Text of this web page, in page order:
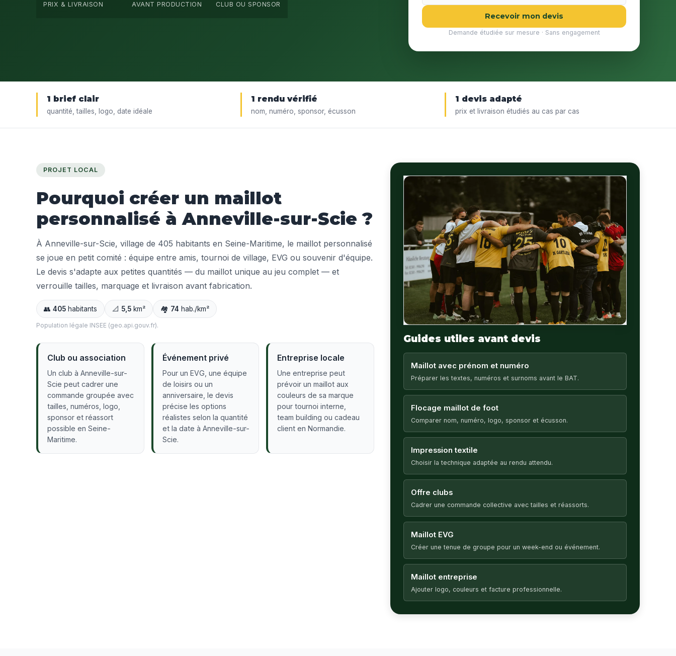
PRIX & LIVRAISON AVANT PRODUCTION CLUB OU SPONSOR
Recevoir mon devis
Demande étudiée sur mesure · Sans engagement
1 brief clair
quantité, tailles, logo, date idéale
1 rendu vérifié
nom, numéro, sponsor, écusson
1 devis adapté
prix et livraison étudiés au cas par cas
PROJET LOCAL
Pourquoi créer un maillot
personnalisé à Anneville-sur-Scie ?
À Anneville-sur-Scie, village de 405 habitants en Seine-Maritime, le maillot personnalisé
se joue en petit comité : équipe entre amis, tournoi de village, EVG ou souvenir d'équipe.
Le devis s'adapte aux petites quantités — du maillot unique au jeu complet — et
verrouille tailles, marquage et livraison avant fabrication.
👥 405 habitants 📐 5,5 km² 🏘️ 74 hab./km²
Population légale INSEE (geo.api.gouv.fr).
Club ou association
Un club à Anneville-sur-
Scie peut cadrer une
commande groupée avec
tailles, numéros, logo,
sponsor et réassort
possible en Seine-
Maritime.
Événement privé
Pour un EVG, une équipe
de loisirs ou un
anniversaire, le devis
précise les options
réalistes selon la quantité
et la date à Anneville-sur-
Scie.
Entreprise locale
Une entreprise peut
prévoir un maillot aux
couleurs de sa marque
pour tournoi interne,
team building ou cadeau
client en Normandie.
Guides utiles avant devis
Maillot avec prénom et numéro
Préparer les textes, numéros et surnoms avant le BAT.
Flocage maillot de foot
Comparer nom, numéro, logo, sponsor et écusson.
Impression textile
Choisir la technique adaptée au rendu attendu.
Offre clubs
Cadrer une commande collective avec tailles et réassorts.
Maillot EVG
Créer une tenue de groupe pour un week-end ou événement.
Maillot entreprise
Ajouter logo, couleurs et facture professionnelle.